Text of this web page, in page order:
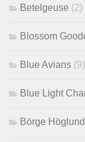
Betelgeuse (2)
Blossom
Blue Avians (9)
Blue Light
Börge Höglund